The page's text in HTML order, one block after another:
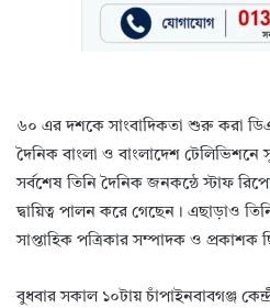
৬০ এর দশকে সাংবাদিকতা শুরু করা
দৈনিক বাংলা ও বাংলাদেশ
সর্বশেষ তিনি দৈনিক জনকন্ঠে স্টাফ
দ্বায়িত্ব পালন করে গেছেন। এছাড়াও
সাপ্তাহিক পত্রিকার সম্পাদক ও প্রকাশক
বুধবার সকাল ১০টায় চাঁপাইনবাবগঞ্জ